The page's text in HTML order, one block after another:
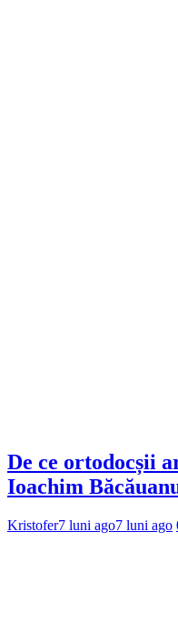
De ce ortodocșii
Ioachim
Kristofer7 luni ago7 luni ago